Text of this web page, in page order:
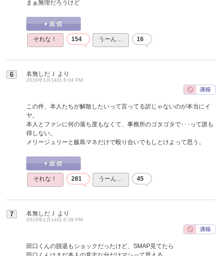
まぁ無理だろうけど
それな！ 154 うーん… 16
6 名無しだＪ より
2016年1月14日 6:04 PM
この件、本人たちが解散したいって言ってる訳じゃないのが本当にイ
ヤ。
本人とファンに何の落ち度もなくて、事務所のゴタゴタで･･･って誰も
得しない。
メリージュリーと飯島マネだけで殴り合いでもしとけよって思う。
それな！ 281 うーん… 45
7 名無しだＪ より
2016年1月14日 6:39 PM
田口くんの脱退もショックだったけど、SMAP見てたら